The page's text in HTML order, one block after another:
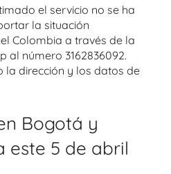
el servicio no se ha
la situación
Colombia a través de la
al número 3162836092.
la dirección y los datos de
Bogotá y
este 5 de abril